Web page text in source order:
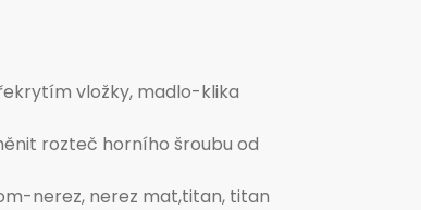
vložky, madlo-klika
rozteč horního šroubu od
nerez, nerez mat,titan, titan